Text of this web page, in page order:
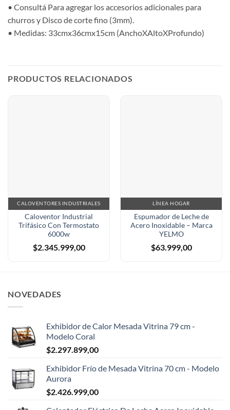
• Consultá Para agregar los accesorios adicionales para
churros y Disco de corte fino (3mm).
• Medidas: 33cmx36cmx15cm (AnchoXAltoXProfundo)
PRODUCTOS RELACIONADOS
CALOVENTORES INDUSTRIALES
Caloventor Industrial
Trifásico Con Termostato
6000w
$2.345.999,00
LÍNEA HOGAR
Espumador de Leche de
Acero Inoxidable – Marca
YELMO
$63.999,00
NOVEDADES
Exhibidor de Calor Mesada Vitrina 79 cm -
Modelo Coral
$2.297.899,00
Exhibidor Frío de Mesada Vitrina 70 cm - Modelo
Aurora
$2.426.999,00